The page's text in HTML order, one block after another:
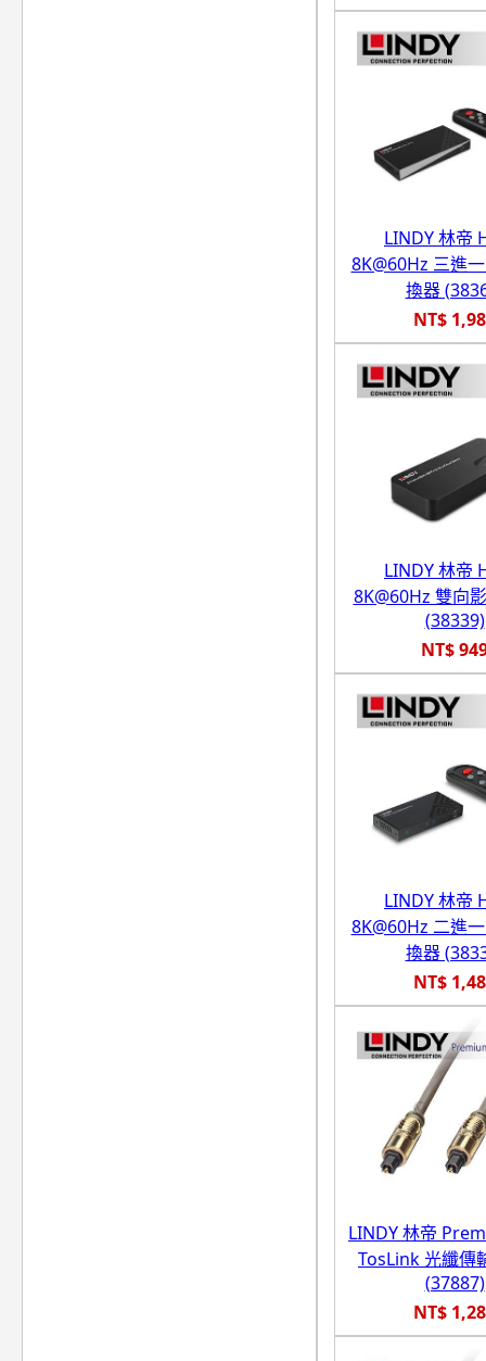
LINDY 林帝
8K@60Hz 三進
換器
NT$
LINDY 林帝
8K@60Hz 雙向
(38339)
NT$
LINDY 林帝
8K@60Hz 二進
換器
NT$
LINDY 林帝
TosLink 光纖傳
(37887)
NT$